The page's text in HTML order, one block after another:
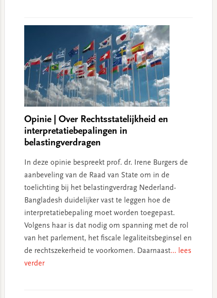
Opinie | Over Rechtsstatelijkheid en
interpretatiebepalingen in
belastingverdragen
In deze opinie bespreekt prof. dr. Irene Burgers de
aanbeveling van de Raad van State om in de
toelichting bij het belastingverdrag Nederland-
Bangladesh duidelijker vast te leggen hoe de
interpretatiebepaling moet worden toegepast.
Volgens haar is dat nodig om spanning met de rol
van het parlement, het fiscale legaliteitsbeginsel en
de rechtszekerheid te voorkomen. Daarnaast... lees
verder